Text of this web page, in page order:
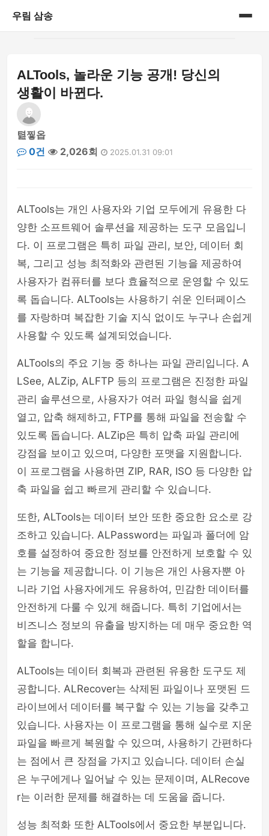
우림 삼송
게시판
ALTools, 놀라운 기능 공개! 당신의
생활이 바뀐다.
텶찧옵
0건
2,026회 2025.01.31 09:01
ALTools는 개인 사용자와 기업 모두에게 유용한 다
양한 소프트웨어 솔루션을 제공하는 도구 모음입니
다. 이 프로그램은 특히 파일 관리, 보안, 데이터 회
복, 그리고 성능 최적화와 관련된 기능을 제공하여
사용자가 컴퓨터를 보다 효율적으로 운영할 수 있도
록 돕습니다. ALTools는 사용하기 쉬운 인터페이스
를 자랑하며 복잡한 기술 지식 없이도 누구나 손쉽게
사용할 수 있도록 설계되었습니다.
ALTools의 주요 기능 중 하나는 파일 관리입니다. A
LSee, ALZip, ALFTP 등의 프로그램은 진정한 파일
관리 솔루션으로, 사용자가 여러 파일 형식을 쉽게
열고, 압축 해제하고, FTP를 통해 파일을 전송할 수
있도록 돕습니다. ALZip은 특히 압축 파일 관리에
강점을 보이고 있으며, 다양한 포맷을 지원합니다.
이 프로그램을 사용하면 ZIP, RAR, ISO 등 다양한 압
축 파일을 쉽고 빠르게 관리할 수 있습니다.
또한, ALTools는 데이터 보안 또한 중요한 요소로 강
조하고 있습니다. ALPassword는 파일과 폴더에 암
호를 설정하여 중요한 정보를 안전하게 보호할 수 있
는 기능을 제공합니다. 이 기능은 개인 사용자뿐 아
니라 기업 사용자에게도 유용하여, 민감한 데이터를
안전하게 다룰 수 있게 해줍니다. 특히 기업에서는
비즈니스 정보의 유출을 방지하는 데 매우 중요한 역
할을 합니다.
ALTools는 데이터 회복과 관련된 유용한 도구도 제
공합니다. ALRecover는 삭제된 파일이나 포맷된 드
라이브에서 데이터를 복구할 수 있는 기능을 갖추고
있습니다. 사용자는 이 프로그램을 통해 실수로 지운
파일을 빠르게 복원할 수 있으며, 사용하기 간편하다
는 점에서 큰 장점을 가지고 있습니다. 데이터 손실
은 누구에게나 일어날 수 있는 문제이며, ALRecove
r는 이러한 문제를 해결하는 데 도움을 줍니다.
성능 최적화 또한 ALTools에서 중요한 부분입니다.